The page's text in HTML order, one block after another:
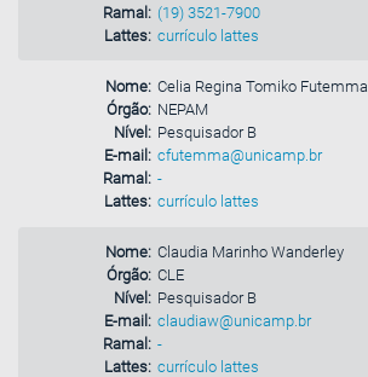
Ramal: (19) 3521-7900
Lattes: currículo lattes
Nome: Celia Regina Tomiko Futemma
Órgão: NEPAM
Nível: Pesquisador B
E-mail: cfutemma@unicamp.br
Ramal: -
Lattes: currículo lattes
Nome: Claudia Marinho Wanderley
Órgão: CLE
Nível: Pesquisador B
E-mail: claudiaw@unicamp.br
Ramal: -
Lattes: currículo lattes